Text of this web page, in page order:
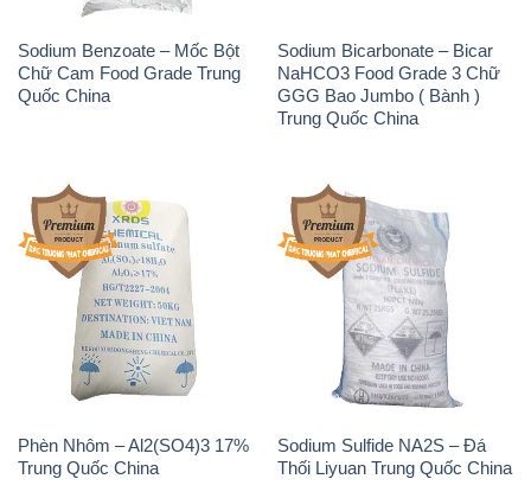
Sodium Benzoate – Mốc Bột
Chữ Cam Food Grade Trung
Quốc China
Sodium Bicarbonate – Bicar
NaHCO3 Food Grade 3 Chữ
GGG Bao Jumbo ( Bành )
Trung Quốc China
Phèn Nhôm – Al2(SO4)3 17%
Trung Quốc China
Sodium Sulfide NA2S – Đá
Thối Liyuan Trung Quốc China